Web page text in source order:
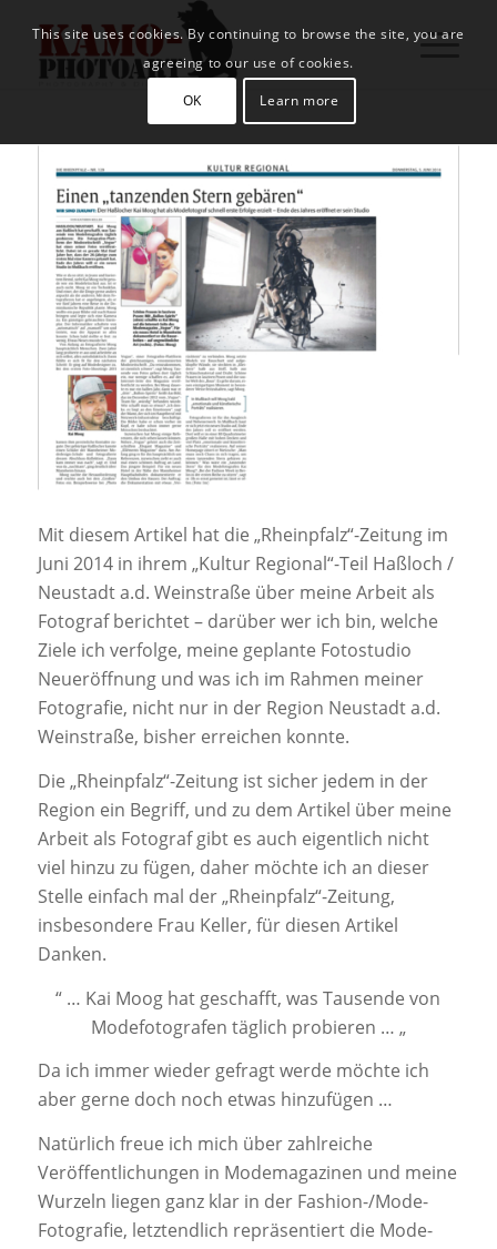
Mit diesem Artikel hat die „Rheinpfalz“-Zeitung im
Juni 2014 in ihrem „Kultur Regional“-Teil Haßloch /
Neustadt a.d. Weinstraße über meine Arbeit als
Fotograf berichtet – darüber wer ich bin, welche
Ziele ich verfolge, meine geplante Fotostudio
Neueröffnung und was ich im Rahmen meiner
Fotografie, nicht nur in der Region Neustadt a.d.
Weinstraße, bisher erreichen konnte.
Die „Rheinpfalz“-Zeitung ist sicher jedem in der
Region ein Begriff, und zu dem Artikel über meine
Arbeit als Fotograf gibt es auch eigentlich nicht
viel hinzu zu fügen, daher möchte ich an dieser
Stelle einfach mal der „Rheinpfalz“-Zeitung,
insbesondere Frau Keller, für diesen Artikel
Danken.
“ … Kai Moog hat geschafft, was Tausende von
Modefotografen täglich probieren … „
Da ich immer wieder gefragt werde möchte ich
aber gerne doch noch etwas hinzufügen …
Natürlich freue ich mich über zahlreiche
Veröffentlichungen in Modemagazinen und meine
Wurzeln liegen ganz klar in der Fashion-/Mode-
Fotografie, letztendlich repräsentiert die Mode-
This site uses cookies. By continuing to browse the site, you are
agreeing to our use of cookies.
OK Learn more